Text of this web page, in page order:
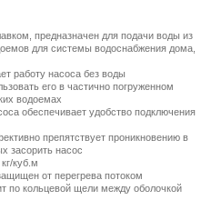
предназначен для подачи воды из
для системы водоснабжения дома,
работу насоса без воды
его в частично погруженном
водоемах
обеспечивает удобство подключения
препятствует проникновению в
засорить насос
куб.м
от перегрева потоком
по кольцевой щели между оболочкой